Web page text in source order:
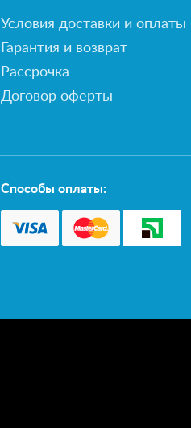
Условия доставки и оплаты
Гарантия и возврат
Рассрочка
Договор оферты
Способы оплаты: